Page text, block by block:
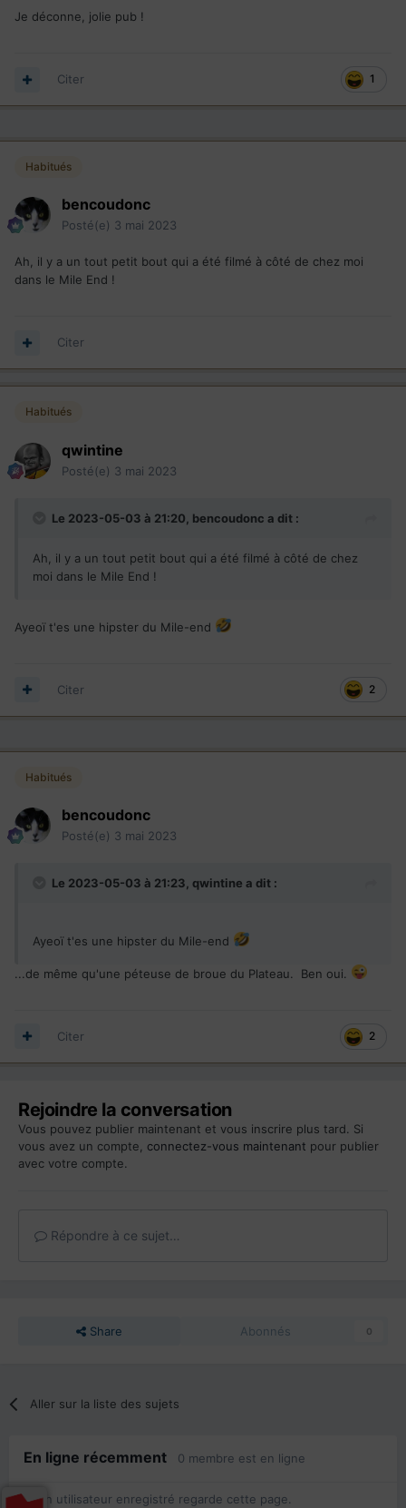
Je déconne, jolie pub !
1
Citer
Habitués
bencoudonc
Posté(e) 3 mai 2023
Ah, il y a un tout petit bout qui a été filmé à côté de chez moi
dans le Mile End !
Citer
Habitués
qwintine
Posté(e) 3 mai 2023
Le 2023-05-03 à 21:20, bencoudonc a dit :
Ah, il y a un tout petit bout qui a été filmé à côté de chez
moi dans le Mile End !
Ayeoï t'es une hipster du Mile-end
2
Citer
Habitués
bencoudonc
Posté(e) 3 mai 2023
Le 2023-05-03 à 21:23, qwintine a dit :
Ayeoï t'es une hipster du Mile-end
...de même qu'une péteuse de broue du Plateau. Ben oui.
2
Citer
Rejoindre la conversation
Vous pouvez publier maintenant et vous inscrire plus tard. Si
vous avez un compte, connectez-vous maintenant pour publier
avec votre compte.
Répondre à ce sujet…
Share Abonnés 0
Aller sur la liste des sujets
En ligne récemment 0 membre est en ligne
Aucun utilisateur enregistré regarde cette page.